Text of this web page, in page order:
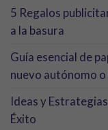
5 Regalos
a la basura
Guía esencial de
nuevo autónomo o
Ideas y
Éxito